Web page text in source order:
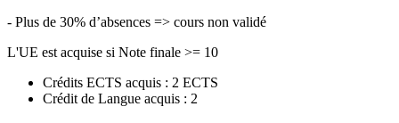
- Plus de 30% d’absences => cours non validé
L'UE est acquise si Note finale >= 10
Crédits ECTS acquis : 2 ECTS
Crédit de Langue acquis : 2